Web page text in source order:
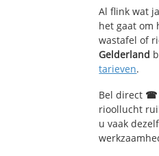
Al flink wat
het gaat om
wastafel of
Gelderland
tarieven.
Bel direct ☎
rioollucht
u vaak